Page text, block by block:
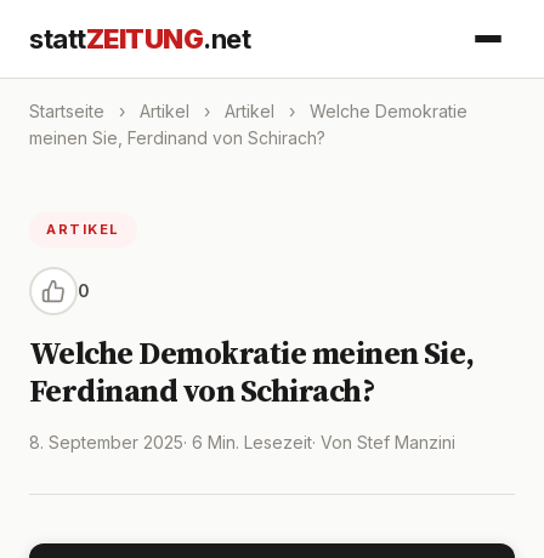
stattZEITUNG.net
Startseite › Artikel › Artikel ›
Welche Demokratie
meinen Sie, Ferdinand von Schirach?
ARTIKEL
0
Welche Demokratie meinen Sie,
Ferdinand von Schirach?
8. September 2025· 6 Min. Lesezeit· Von Stef Manzini